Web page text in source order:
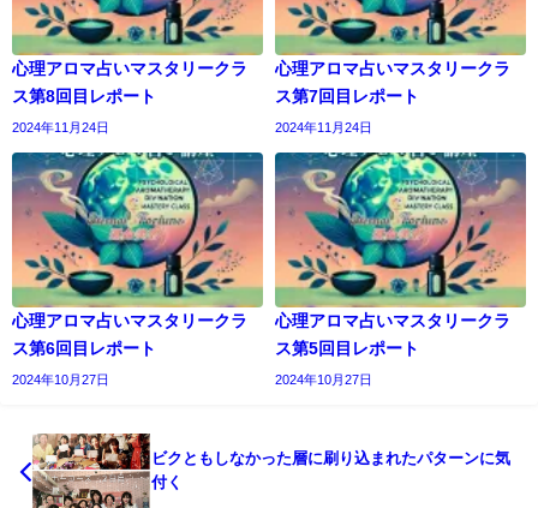
心理アロマ占いマスタリークラ
ス第8回目レポート
2024年11月24日
心理アロマ占いマスタリークラ
ス第7回目レポート
2024年11月24日
心理アロマ占いマスタリークラ
ス第6回目レポート
2024年10月27日
心理アロマ占いマスタリークラ
ス第5回目レポート
2024年10月27日
ビクともしなかった層に刷り込まれたパターンに気
付く